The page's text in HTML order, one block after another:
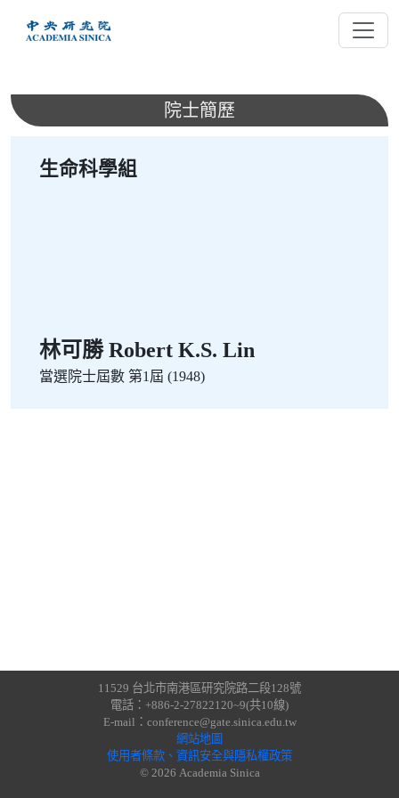
內
院士簡歷
生命科學組
林可勝 Robert K.S. Lin
當選院士屆數 第1屆 (1948)
11529 台北市南港區研究院路二段128號
電話：+886-2-27822120~9(共10線)
E-mail：conference@gate.sinica.edu.tw
網站地圖
使用者條款、資訊安全與隱私權政策
© 2026 Academia Sinica